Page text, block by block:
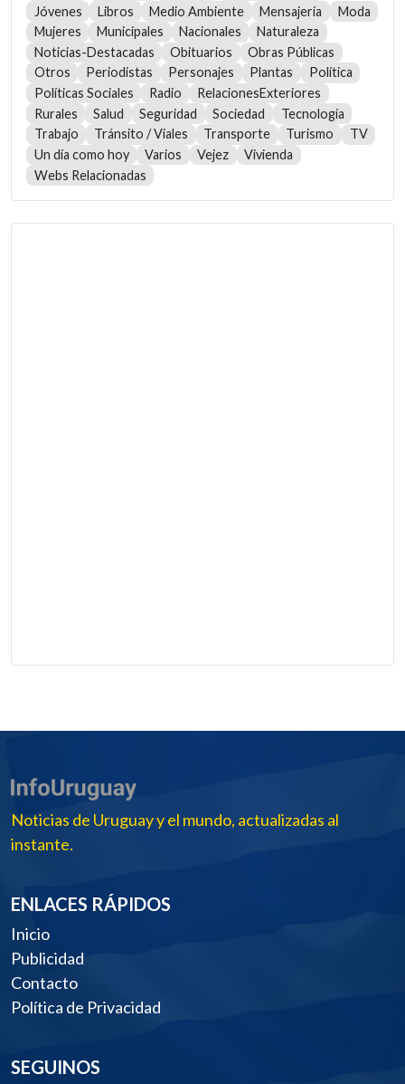
Jóvenes
Libros Medio Ambiente Mensajería
Moda
Mujeres
Municipales Nacionales
Naturaleza
Noticias-Destacadas
Obituarios
Obras Públicas
Otros
Periodistas Personajes Plantas
Política
Políticas Sociales
Radio
RelacionesExteriores
Rurales
Salud Seguridad Sociedad
Tecnología
Trabajo
Tránsito / Viales Transporte Turismo
TV
Un día como hoy
Varios Vejez
Vivienda
Webs Relacionadas
Noticias de Uruguay y el mundo, actualizadas al
instante.
ENLACES RÁPIDOS
Inicio
Publicidad
Contacto
Política de Privacidad
SEGUINOS